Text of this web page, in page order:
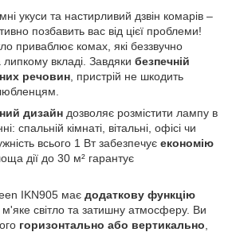
укуси та настирливий дзвін комарів –
позбавить вас від цієї проблеми!
приваблює комах, які беззвучно
вкладі. Завдяки безпечній
речовин , пристрій не шкодить
дизайн дозволяє розмістити лампу в
спальній кімнаті, вітальні, офісі чи
всього 1 Вт забезпечує економію
дії до 30 м² гарантує
IKN905 має додаткову функцію
м'яке світло та затишну атмосферу. Ви
горизонтально або вертикально